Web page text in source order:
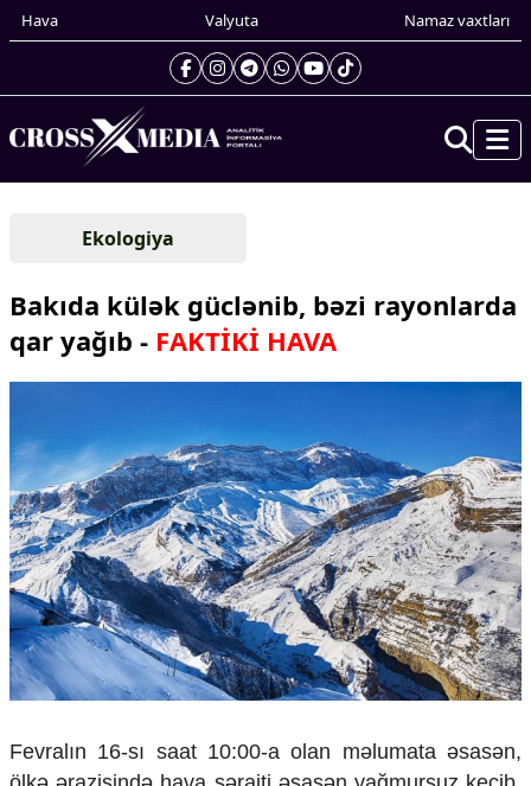
Hava Valyuta Namaz vaxtları
Gündəm
Xarici xəbərlər
Cənubi Qafqaz
Amerika
Asiya
Afrika
Çarpaz baxış
Təhlil
Siyasi
Geosiyasi
İqtisadi
Sosioloji
Araşdırma
Multimedia
Ekologiya
Bakıda külək güclənib, bəzi rayonlarda
qar yağıb - FAKTİKİ HAVA
Fevralın 16-sı saat 10:00-a olan məlumata əsasən,